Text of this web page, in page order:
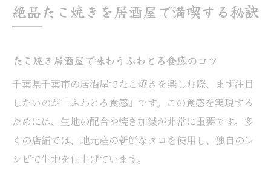
絶品たこ焼きを居酒屋で満喫する秘訣
たこ焼き居酒屋で味わうふわとろ食感のコツ
千葉県千葉市の居酒屋でたこ焼きを楽しむ際、まず注目
したいのが「ふわとろ食感」です。この食感を実現する
ためには、生地の配合や焼き加減が非常に重要です。多
くの店舗では、地元産の新鮮なタコを使用し、独自のレ
シピで生地を仕上げています。